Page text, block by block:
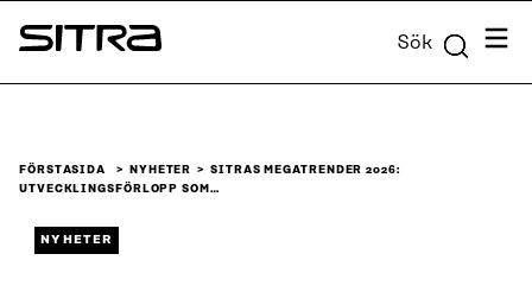
Skip to
content
Sitra Sök Meny
FÖRSTASIDA NYHETER
SITRAS MEGATRENDER 2026:
UTVECKLINGSFÖRLOPP SOM…
NYHETER